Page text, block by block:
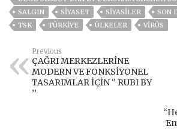
SALGIN
SİYASET SİYASİLER SON
TSK
TÜRKİYE ÜLKELER VIRÜS
Previous
ÇAĞRI MERKEZLERİNE
MODERN VE FONKSİYONEL
TASARIMLAR İÇİN ‘’ RUBI BY
’’